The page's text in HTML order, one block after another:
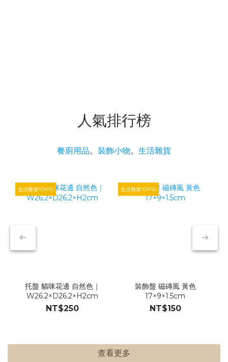
人氣排行榜
餐廚用品。 裝飾小物。 生活雜貨
生活雜貨TOP10
托盤 貓咪花邊 自然色｜
W26.2×D26.2×H2cm
NT$250
生活雜貨TOP10
裝飾盤 磁磚風 黃色
17×9×1.5cm
NT$150
查看更多